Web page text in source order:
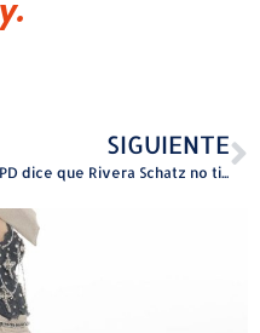
SIGUIENTE
PPD dice que Rivera Schatz no tiene babilla para correr a la gobernación